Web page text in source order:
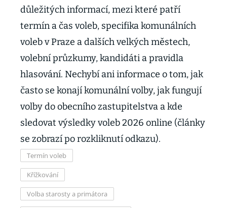
důležitých informací, mezi které patří
termín a čas voleb, specifika komunálních
voleb v Praze a dalších velkých městech,
volební průzkumy, kandidáti a pravidla
hlasování. Nechybí ani informace o tom, jak
často se konají komunální volby, jak fungují
volby do obecního zastupitelstva a kde
sledovat výsledky voleb 2026 online (články
se zobrazí po rozkliknutí odkazu).
Termín voleb
Křížkování
Volba starosty a primátora